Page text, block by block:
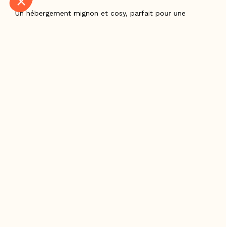
Un hébergement mignon et cosy, parfait pour une